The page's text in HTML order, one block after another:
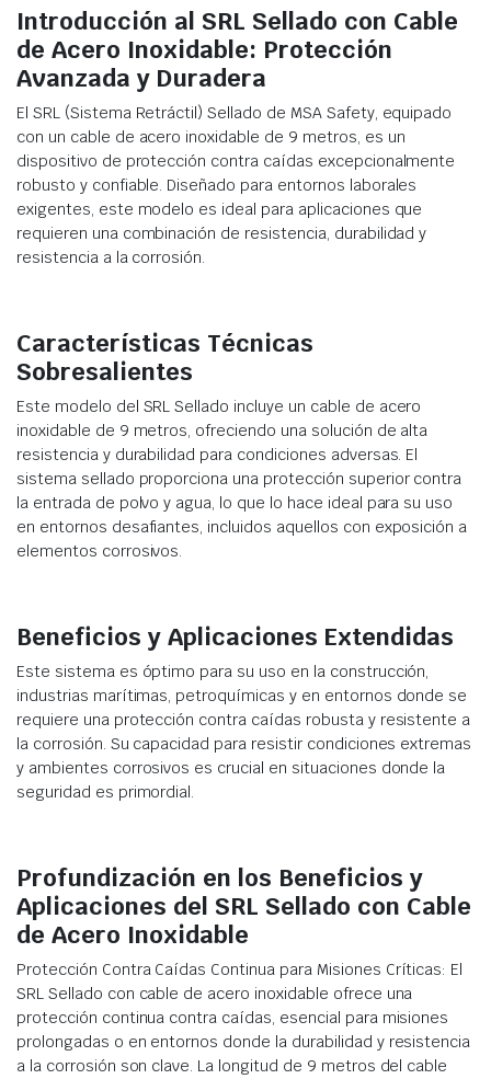
Introducción al SRL Sellado con Cable
de Acero Inoxidable: Protección
Avanzada y Duradera
El SRL (Sistema Retráctil) Sellado de MSA Safety, equipado
con un cable de acero inoxidable de 9 metros, es un
dispositivo de protección contra caídas excepcionalmente
robusto y confiable. Diseñado para entornos laborales
exigentes, este modelo es ideal para aplicaciones que
requieren una combinación de resistencia, durabilidad y
resistencia a la corrosión.
Características Técnicas
Sobresalientes
Este modelo del SRL Sellado incluye un cable de acero
inoxidable de 9 metros, ofreciendo una solución de alta
resistencia y durabilidad para condiciones adversas. El
sistema sellado proporciona una protección superior contra
la entrada de polvo y agua, lo que lo hace ideal para su uso
en entornos desafiantes, incluidos aquellos con exposición a
elementos corrosivos.
Beneficios y Aplicaciones Extendidas
Este sistema es óptimo para su uso en la construcción,
industrias marítimas, petroquímicas y en entornos donde se
requiere una protección contra caídas robusta y resistente a
la corrosión. Su capacidad para resistir condiciones extremas
y ambientes corrosivos es crucial en situaciones donde la
seguridad es primordial.
Profundización en los Beneficios y
Aplicaciones del SRL Sellado con Cable
de Acero Inoxidable
Protección Contra Caídas Continua para Misiones Críticas: El
SRL Sellado con cable de acero inoxidable ofrece una
protección continua contra caídas, esencial para misiones
prolongadas o en entornos donde la durabilidad y resistencia
a la corrosión son clave. La longitud de 9 metros del cable